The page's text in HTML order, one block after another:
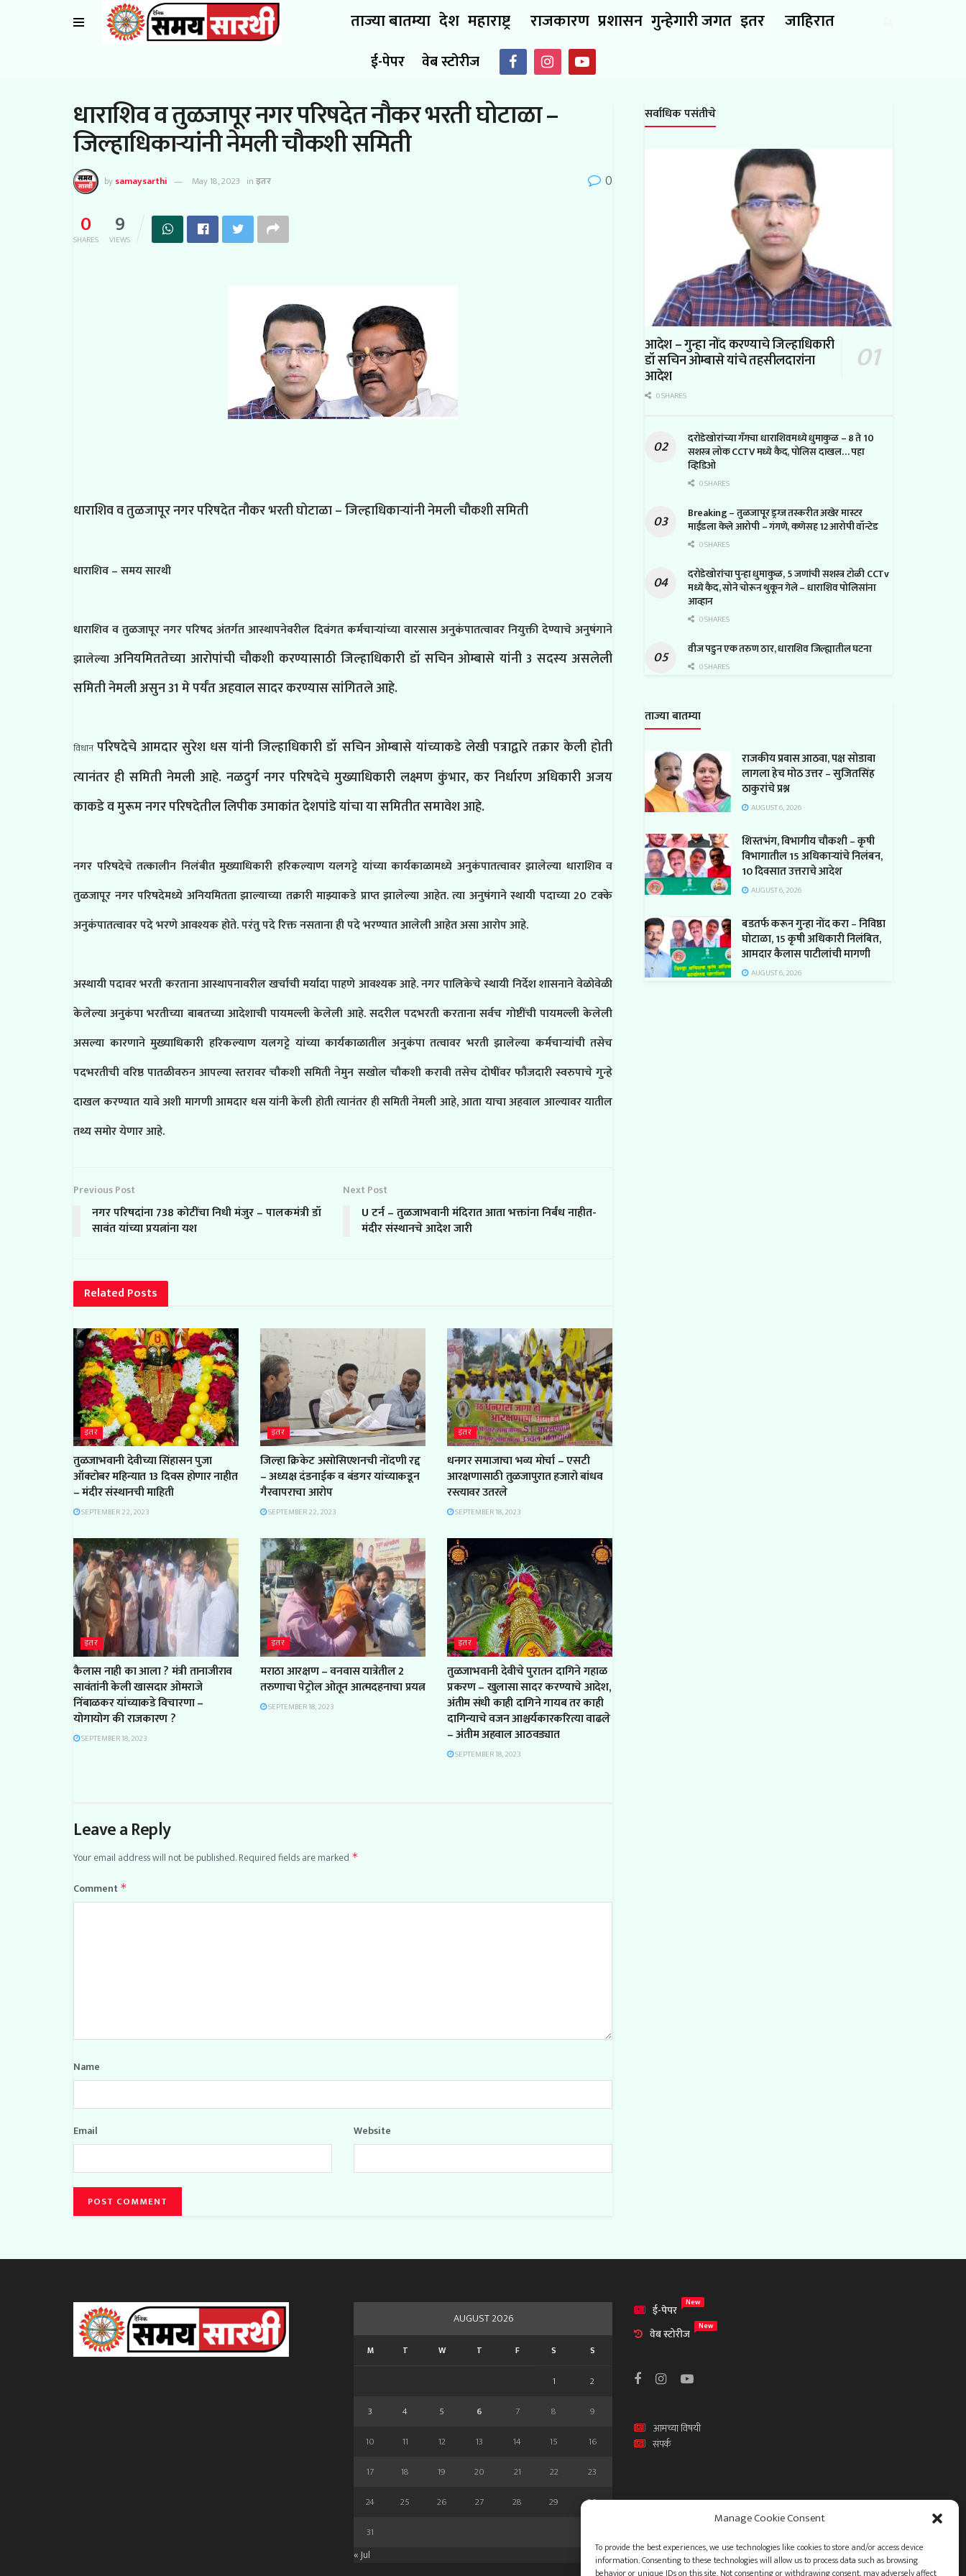
Manage Cookie Consent
To provide the best experiences, we use technologies like cookies to store and/or access device
information. Consenting to these technologies will allow us to process data such as browsing
behavior or unique IDs on this site. Not consenting or withdrawing consent, may adversely affect
ताज्या बातम्या देश महाराष्ट्र राजकारण प्रशासन गुन्हेगारी जगत इतर जाहिरात
ई-पेपर वेब स्टोरीज
धाराशिव व तुळजापूर नगर परिषदेत नौकर भरती घोटाळा –
जिल्हाधिकाऱ्यांनी नेमली चौकशी समिती
bysamaysarthi May 18, 2023 inइतर 0
0
SHARES 9
VIEWS
धाराशिव व तुळजापूर नगर परिषदेत नौकर भरती घोटाळा – जिल्हाधिकाऱ्यांनी नेमली चौकशी समिती
धाराशिव – समय सारथी
धाराशिव व तुळजापूर नगर परिषद अंतर्गत आस्थापनेवरील दिवंगत कर्मचार्‍यांच्या वारसास अनुकंपातत्वावर नियुक्ती देण्याचे अनुषंगाने
झालेल्याअनियमिततेच्या आरोपांची चौकशी करण्यासाठी जिल्हाधिकारी डॉ सचिन ओम्बासे यांनी 3 सदस्य असलेली
समिती नेमली असुन 31 मे पर्यंत अहवाल सादर करण्यास सांगितले आहे.
विधानपरिषदेचे आमदार सुरेश धस यांनी जिल्हाधिकारी डॉ सचिन ओम्बासे यांच्याकडे लेखी पत्राद्वारे तक्रार केली होती
त्यानंतर ही समिती नेमली आहे. नळदुर्ग नगर परिषदेचे मुख्याधिकारी लक्ष्मण कुंभार, कर निर्धारण अधिकारी अजय
काकडे व मुरूम नगर परिषदेतील लिपीक उमाकांत देशपांडे यांचा या समितीत समावेश आहे.
नगर परिषदेचे तत्कालीन निलंबीत मुख्याधिकारी हरिकल्याण यलगट्टे यांच्या कार्यकाळामध्ये अनुकंपातत्वावर झालेल्या धाराशिव व
तुळजापूर नगर परिषदेमध्ये अनियमितता झाल्याच्या तक्रारी माझ्याकडे प्राप्त झालेल्या आहेत. त्या अनुषंगाने स्थायी पदाच्या 20 टक्के
अनुकंपातत्वावर पदे भरणे आवश्यक होते. परंतु पदे रिक्त नसताना ही पदे भरण्यात आलेली आहेत असा आरोप आहे.
अस्थायी पदावर भरती करताना आस्थापनावरील खर्चाची मर्यादा पाहणे आवश्यक आहे. नगर पालिकेचे स्थायी निर्देश शासनाने वेळोवेळी
केलेल्या अनुकंपा भरतीच्या बाबतच्या आदेशाची पायमल्ली केलेली आहे. सदरील पदभरती करताना सर्वच गोष्टींची पायमल्ली केलेली
असल्या कारणाने मुख्याधिकारी हरिकल्याण यलगट्टे यांच्या कार्यकाळातील अनुकंपा तत्वावर भरती झालेल्या कर्मचार्‍यांची तसेच
पदभरतीची वरिष्ठ पातळीवरुन आपल्या स्तरावर चौकशी समिती नेमुन सखोल चौकशी करावी तसेच दोषींवर फौजदारी स्वरुपाचे गुन्हे
दाखल करण्यात यावे अशी मागणी आमदार धस यांनी केली होती त्यानंतर ही समिती नेमली आहे, आता याचा अहवाल आल्यावर यातील
तथ्य समोर येणार आहे.
Previous Post
नगर परिषदांना 738 कोटींचा निधी मंजुर – पालकमंत्री डॉ
सावंत यांच्या प्रयत्नांना यश
Next Post
U टर्न – तुळजाभवानी मंदिरात आता भक्तांना निर्बंध नाहीत-
मंदीर संस्थानचे आदेश जारी
Related Posts
इतर
तुळजाभवानी देवीच्या सिंहासन पुजा
ऑक्टोबर महिन्यात 13 दिवस होणार नाहीत
– मंदीर संस्थानची माहिती
SEPTEMBER 22, 2023
इतर
जिल्हा क्रिकेट असोसिएशनची नोंदणी रद्द
– अध्यक्ष दंडनाईक व बंडगर यांच्याकडून
गैरवापराचा आरोप
SEPTEMBER 22, 2023
इतर
धनगर समाजाचा भव्य मोर्चा – एसटी
आरक्षणासाठी तुळजापुरात हजारो बांधव
रस्त्यावर उतरले
SEPTEMBER 18, 2023
इतर
कैलास नाही का आला ? मंत्री तानाजीराव
सावंतांनी केली खासदार ओमराजे
निंबाळकर यांच्याकडे विचारणा –
योगायोग की राजकारण ?
SEPTEMBER 18, 2023
इतर
मराठा आरक्षण – वनवास यात्रेतील 2
तरुणाचा पेट्रोल ओतून आत्मदहनाचा प्रयत्न
SEPTEMBER 18, 2023
इतर
तुळजाभवानी देवीचे पुरातन दागिने गहाळ
प्रकरण – खुलासा सादर करण्याचे आदेश,
अंतीम संधी काही दागिने गायब तर काही
दागिन्याचे वजन आश्चर्यकारकरित्या वाढले
– अंतीम अहवाल आठवड्यात
SEPTEMBER 18, 2023
Leave a Reply
Your email address will not be published.Required fields are marked *
Comment *
Name
Email Website
सर्वाधिक पसंतीचे
आदेश – गुन्हा नोंद करण्याचे जिल्हाधिकारी
डॉ सचिन ओम्बासे यांचे तहसीलदारांना
आदेश
0 SHARES
दरोडेखोरांच्या गँगचा धाराशिवमध्ये धुमाकुळ – 8 ते 10
सशस्त्र लोक CCTV मध्ये कैद, पोलिस दाखल… पहा
व्हिडिओ
0 SHARES
Breaking – तुळजापूर ड्रग्ज तस्करीत अखेर मास्टर
माईंडला केले आरोपी – गंगणे, कणेसह 12 आरोपी वॉन्टेड
0 SHARES
दरोडेखोरांचा पुन्हा धुमाकुळ, 5 जणांची सशस्त्र टोळी CCTv
मध्ये कैद, सोने चोरून थुकून गेले – धाराशिव पोलिसांना
आव्हान
0 SHARES
वीज पडुन एक तरुण ठार, धाराशिव जिल्ह्यातील घटना
0 SHARES
ताज्या बातम्या
राजकीय प्रवास आठवा, पक्ष सोडावा
लागला हेच मोठ उत्तर – सुजितसिंह
ठाकुरांचे प्रश्न
AUGUST 6, 2026
शिस्तभंग, विभागीय चौकशी – कृषी
विभागातील 15 अधिकाऱ्यांचे निलंबन,
10 दिवसात उत्तराचे आदेश
AUGUST 6, 2026
बडतर्फ करून गुन्हा नोंद करा – निविष्ठा
घोटाळा, 15 कृषी अधिकारी निलंबित,
आमदार कैलास पाटीलांची मागणी
AUGUST 6, 2026
AUGUST 2026
M T W T F S S
1
2
3
4 5 6 7 8
9
10
11 12 13 14 15
16
17
18 19 20 21 22
23
24
25 26 27 28 29
30
31
« Jul
ई-पेपर New
वेब स्टोरीज New
आमच्या विषयी
संपर्क